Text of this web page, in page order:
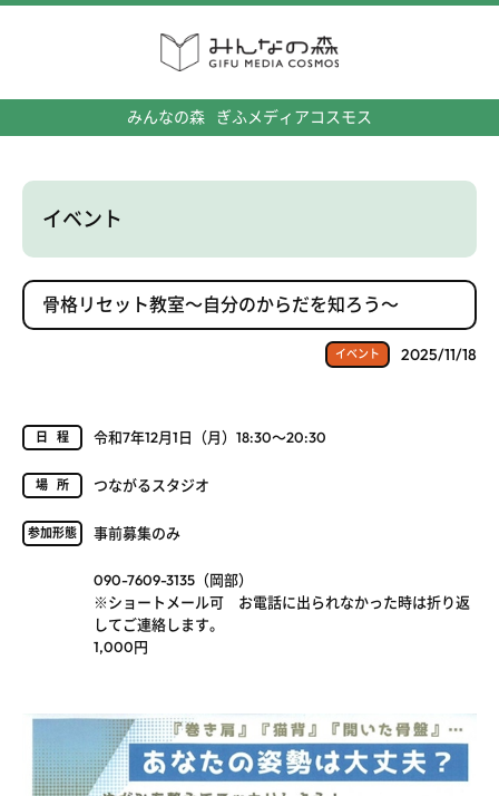
みんなの森 ぎふメディアコスモス
イベント
骨格リセット教室～自分のからだを知ろう～
イベント 2025/11/18
日程 令和7年12月1日（月）18:30～20:30
場所 つながるスタジオ
参加形態 事前募集のみ
090-7609-3135（岡部）
※ショートメール可 お電話に出られなかった時は折り返
してご連絡します。
1,000円